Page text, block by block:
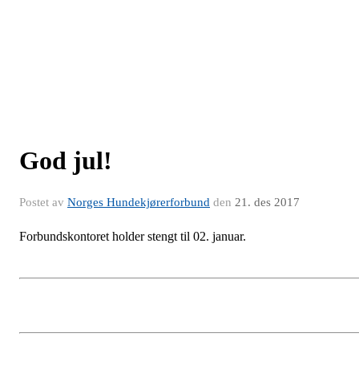
God jul!
Postet av Norges Hundekjørerforbund den 21. des 2017
Forbundskontoret holder stengt til 02. januar.